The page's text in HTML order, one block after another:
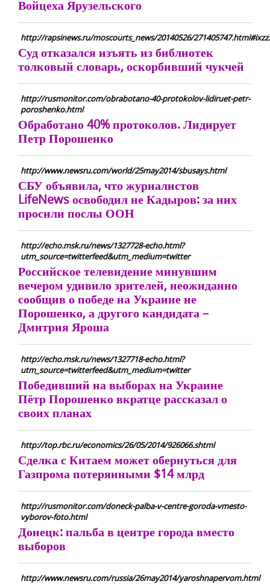
Войцеха Ярузельского
http://rapsinews.ru/moscourts_news/20140526/
Суд отказался изъять из библиотек
толковый словарь, оскорбивший чукчей
http://rusmonitor.com/obrabotano-40-protokolov-lidiruet-petr-
poroshenko.html
Обработано 40% протоколов. Лидирует
Петр Порошенко
http://www.newsru.com/world/25may2014/sbusays.html
СБУ объявила, что журналистов
LifeNews освободил не Кадыров: за них
просили послы ООН
http://echo.msk.ru/news/1327728-echo.html?
utm_source=twitterfeed&utm_medium=twitter
Российское телевидение минувшим
вечером удивило зрителей, неожиданно
сообщив о победе на Украине не
Порошенко, а другого кандидата –
Дмитрия Яроша
http://echo.msk.ru/news/1327718-echo.html?
utm_source=twitterfeed&utm_medium=twitter
Победивший на выборах на Украине
Пётр Порошенко вкратце рассказал о
своих планах
http://top.rbc.ru/economics/26/05/2014/926066.shtml
Сделка с Китаем может обернуться для
Газпрома потерянными $14 млрд
http://rusmonitor.com/doneck-palba-v-centre-goroda-vmesto-
vyborov-foto.html
Донецк: пальба в центре города вместо
выборов
http://www.newsru.com/russia/26may2014/yaroshnapervom.html